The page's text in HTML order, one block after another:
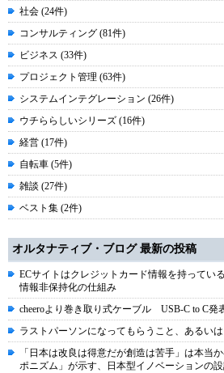
社会 (24件)
コンサルティング (81件)
ビジネス (33件)
プロジェクト管理 (63件)
システムインテグレーション (26件)
ウチららしいシリーズ (16件)
経営 (17件)
自転車 (5件)
雑談 (27件)
ベスト集 (2件)
オルタナティブ・ブログ 最新の投稿
ECサイトはクレジットカード情報を持ってい
情報非保持化の仕組み
cheeroより巻き取り式ケーブル USB-C to C発
ラストパーソンになってもらうこと、あるい
「日本は改良は得意だが創造は苦手」は本当
ポニズム」が示す、日本型イノベーションの